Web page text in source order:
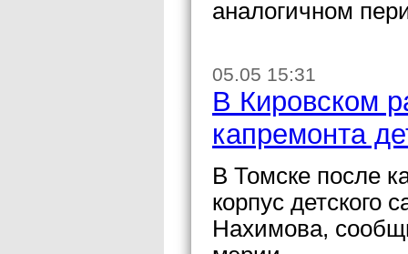
аналогичном
05.05 15:31
В Кировском
капремонта
В Томске после
корпус детского
Нахимова,